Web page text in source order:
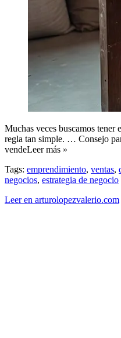
Muchas veces buscamos tener
regla tan simple. … Consejo
vendeLeer más »
Tags: emprendimiento, ventas,
negocios, estrategia de negocio
Leer en arturolopezvalerio.com